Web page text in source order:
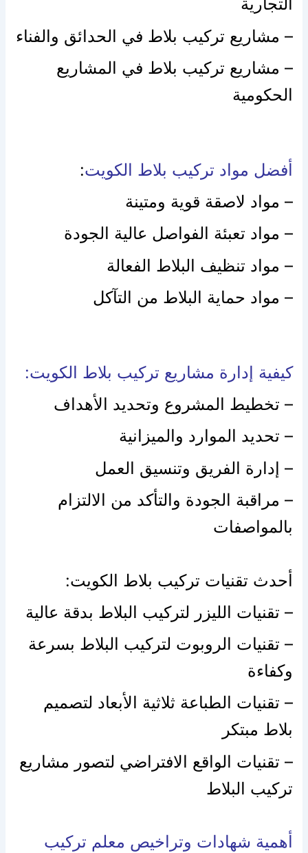
التجارية
– مشاريع تركيب بلاط في الحدائق والفناء
– مشاريع تركيب بلاط في المشاريع
الحكومية
أفضل مواد تركيب بلاط الكويت:
– مواد لاصقة قوية ومتينة
– مواد تعبئة الفواصل عالية الجودة
– مواد تنظيف البلاط الفعالة
– مواد حماية البلاط من التآكل
كيفية إدارة مشاريع تركيب بلاط الكويت:
– تخطيط المشروع وتحديد الأهداف
– تحديد الموارد والميزانية
– إدارة الفريق وتنسيق العمل
– مراقبة الجودة والتأكد من الالتزام
بالمواصفات
أحدث تقنيات تركيب بلاط الكويت:
– تقنيات الليزر لتركيب البلاط بدقة عالية
– تقنيات الروبوت لتركيب البلاط بسرعة
وكفاءة
– تقنيات الطباعة ثلاثية الأبعاد لتصميم
بلاط مبتكر
– تقنيات الواقع الافتراضي لتصور مشاريع
تركيب البلاط
أهمية شهادات وتراخيص معلم تركيب